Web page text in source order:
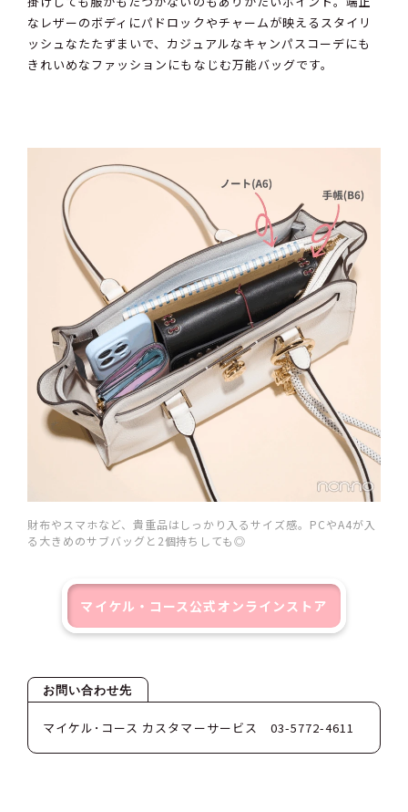
なレザーのボディにパドロックやチャームが映えるスタイリ
ッシュなたたずまいで、カジュアルなキャンパスコーデにも
きれいめなファッションにもなじむ万能バッグです。
財布やスマホなど、貴重品はしっかり入るサイズ感。PCやA4が入
る大きめのサブバッグと2個持ちしても◎
マイケル・コース 公式オンラインストア
お問い合わせ先
マイケル･コース カスタマーサービス 03-5772-4611